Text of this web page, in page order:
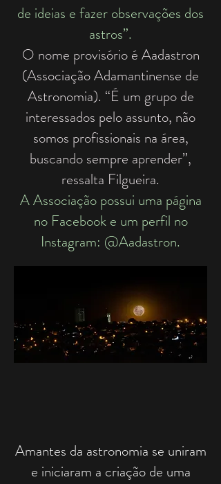
de ideias e fazer observações dos
astros”.
O nome provisório é Aadastron
(Associação Adamantinense de
Astronomia). “É um grupo de
interessados pelo assunto, não
somos profissionais na área,
buscando sempre aprender”,
ressalta Filgueira.
A Associação possui uma página
no Facebook e um perfil no
Instagram: @Aadastron.
Amantes da astronomia se uniram
e iniciaram a criação de uma